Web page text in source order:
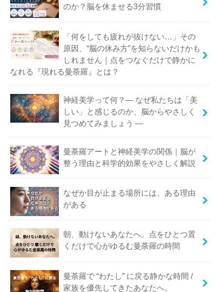
のか？脳を休ませる3分習慣
「何をしても疲れが抜けない…」その
原因、“脳の休み方”を知らないだけかも
しれません｜点をつなぐだけで静かに
なれる『現れる曼荼羅』とは？
神経美学って何？― なぜ私たちは「美
しい」と感じるのか、脳からやさしく
見つめてみましょう ―
曼荼羅アートと神経美学の関係｜脳が
整う理由と科学的効果をやさしく解説
なぜか目が止まる場所には、ある理由
がある
朝、動けないあなたへ。点をひとつ置
くだけで心がゆるむ曼荼羅の時間
曼荼羅で “わたし” に戻る静かな時間 /
家族を優先してきたあなたへ。